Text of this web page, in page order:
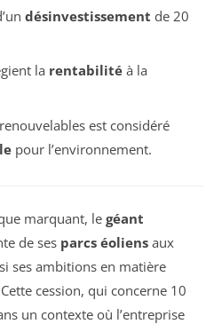
désinvestissement de 20
la rentabilitéà la
est considéré
pour l’environnement.
marquant, le géant
de ses parcs éoliens aux
ses ambitions en matière
cession, qui concerne 10
un contexte où l’entreprise